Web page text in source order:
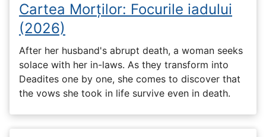
Cartea Morților: Focurile iadului
(2026)
After her husband's abrupt death, a woman seeks
solace with her in-laws. As they transform into
Deadites one by one, she comes to discover that
the vows she took in life survive even in death.